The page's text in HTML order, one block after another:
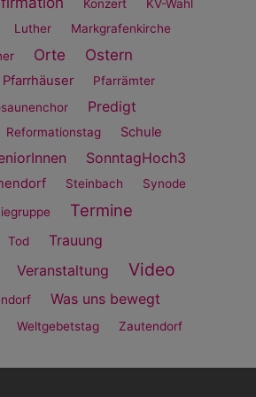
Konzert KV-Wahl
Luther Markgrafenkirche
Orte Ostern
Pfarrhäuser
Pfarrämter
Predigt
Reformationstag Schule
SonntagHoch3
Steinbach Synode
Termine
Tod Trauung
Veranstaltung Video
Was uns bewegt
Weltgebetstag
Zautendorf